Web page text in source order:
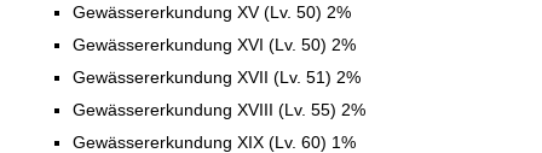
Gewässererkundung XV (Lv. 50) 2%
Gewässererkundung XVI (Lv. 50) 2%
Gewässererkundung XVII (Lv. 51) 2%
Gewässererkundung XVIII (Lv. 55) 2%
Gewässererkundung XIX (Lv. 60) 1%